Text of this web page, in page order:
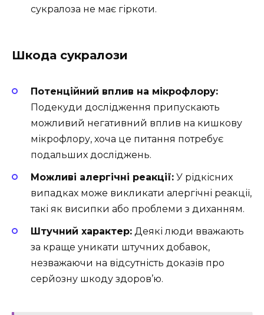
сукралоза не має гіркоти.
Шкода сукралози
Потенційний вплив на мікрофлору:
Подекуди дослідження припускають
можливий негативний вплив на кишкову
мікрофлору, хоча це питання потребує
подальших досліджень.
Можливі алергічні реакції: У рідкісних
випадках може викликати алергічні реакції,
такі як висипки або проблеми з диханням.
Штучний характер: Деякі люди вважають
за краще уникати штучних добавок,
незважаючи на відсутність доказів про
серйозну шкоду здоров’ю.